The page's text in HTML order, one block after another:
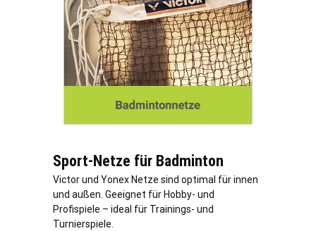
Sport-Netze für Badminton
Victor und Yonex Netze sind optimal für innen
und außen. Geeignet für Hobby- und
Profispiele – ideal für Trainings- und
Turnierspiele.